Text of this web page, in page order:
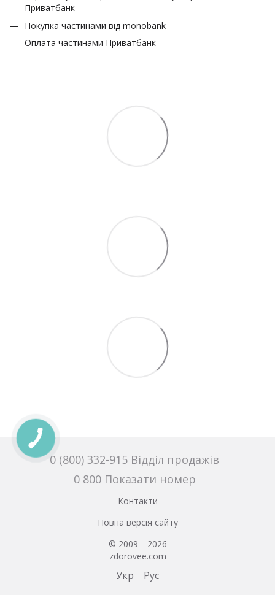
Приватбанк
Покупка частинами від monobank
Оплата частинами Приватбанк
0 (800) 332-915 Відділ продажів
0 800 Показати номер
Контакти
Повна версія сайту
© 2009—2026
zdorovee.com
Укр Рус